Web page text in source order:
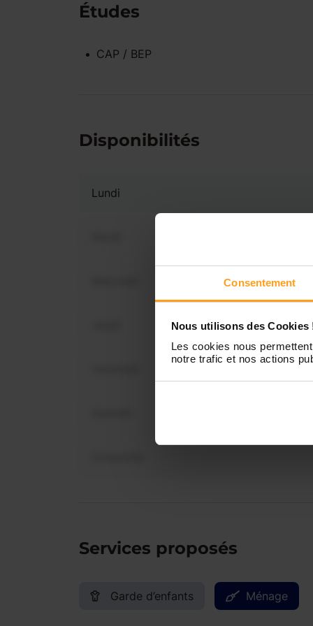
Consentement
Nous utilisons des Cookies
Les cookies nous
notre trafic et nos actions
Études
CAP / BEP
Disponibilités
Lundi
Vous
Services proposés
Garde d’enfants Ménage